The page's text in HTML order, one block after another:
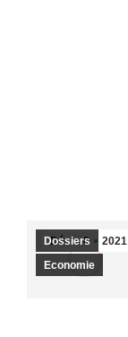
Déc 8 2021
Dossiers
Economie